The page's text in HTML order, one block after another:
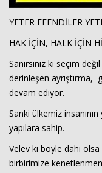
YETER EFENDİLER
HAK İÇİN, HALK İÇİN
Sanırsınız ki seçim
derinleşen ayrıştırma,
devam ediyor.
Sanki ülkemiz
yapılara sahip.
Velev ki böyle dahi olsa
birbirimize